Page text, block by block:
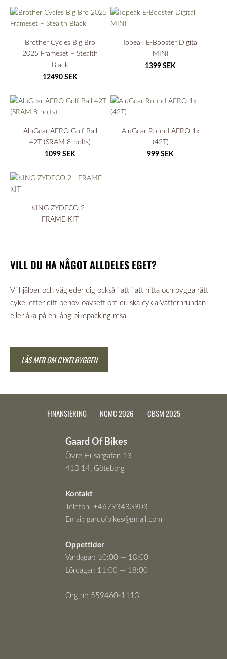
VILL DU HA NÅGOT ALLDELES EGET?
Vi hjälper och vägleder dig också i att i att hitta och bygga rätt
cykel efter ditt behov oavsett om du ska cykla Vätternrundan
eller åka på en lång bikepacking resa.
LÄS MER OM CYKELBYGGEN
Brother Cycles Big Bro
2025 Frameset – Stealth
Black
12490 SEK
Topeak E-Booster Digital
MINI
1399 SEK
AluGear AERO Golf Ball
42T (SRAM 8-bolts)
1099 SEK
AluGear Round AERO 1x
(42T)
999 SEK
KING ZYDECO 2 -
FRAME-KIT
FINANSIERING NCMC 2026 CBSM 2025
Gaard Of Bikes
Övre Husargatan 13
413 14, Göteborg
Kontakt
Telefon: +46793433903
Email: gardofbikes@gmail.com
Öppettider
Vardagar: 10:00 — 18:00
Lördagar: 11:00 — 18:00
Org nr: 559460-111 3